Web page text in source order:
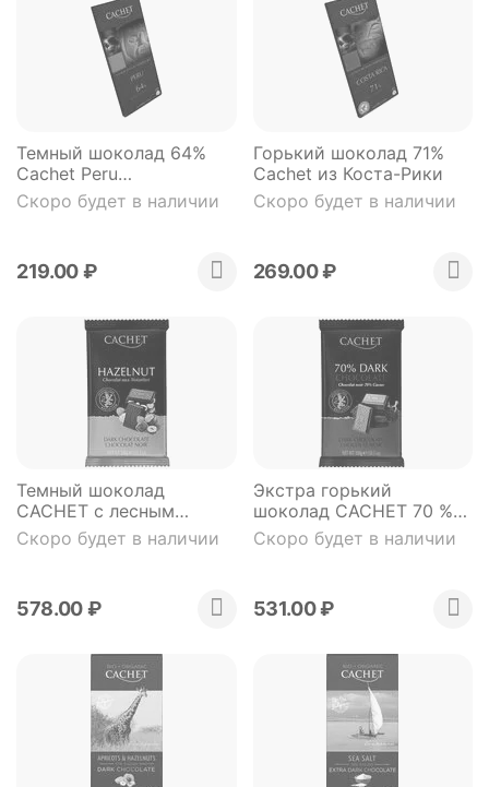
Темный шоколад 64%
Cachet Peru
географический
Скоро будет в наличии
219.00₽
Горький шоколад 71%
Cachet из Коста-Рики
Скоро будет в наличии
269.00₽
Темный шоколад
CACHET с лесным
орехом (плитка в
фольге) 300 гр
Скоро будет в наличии
578.00₽
Экстра горький
шоколад CACHET 70 %
(плитка в фольге) 300 гр
Скоро будет в наличии
531.00₽